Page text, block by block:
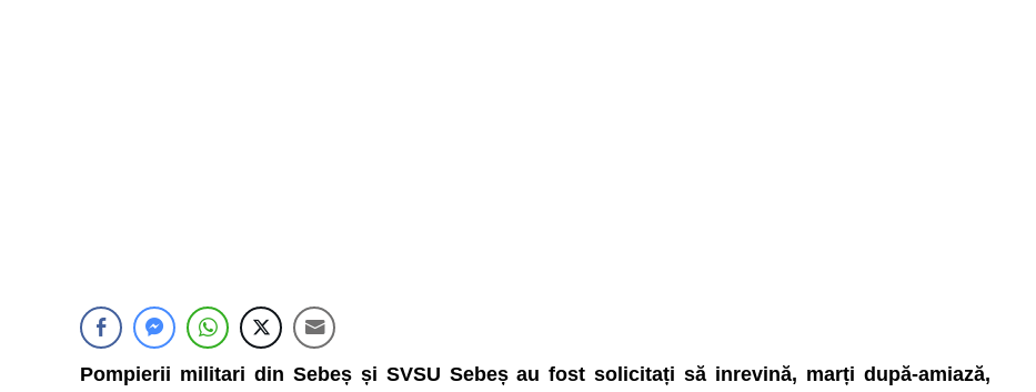
Pompierii militari din Sebeș și SVSU Sebeș au fost solicitați să inrevină, marți după-amiază,